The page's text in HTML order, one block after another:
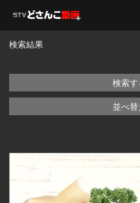
検索結果
検索す
並べ替